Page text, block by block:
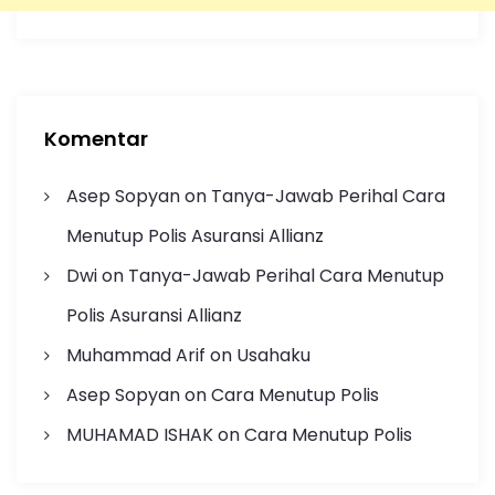
Komentar
Asep Sopyanon Tanya-Jawab Perihal Cara
Menutup Polis Asuransi Allianz
Dwion Tanya-Jawab Perihal Cara Menutup
Polis Asuransi Allianz
Muhammad Arif on Usahaku
Asep SopyanonCara Menutup Polis
MUHAMAD ISHAKonCara Menutup Polis